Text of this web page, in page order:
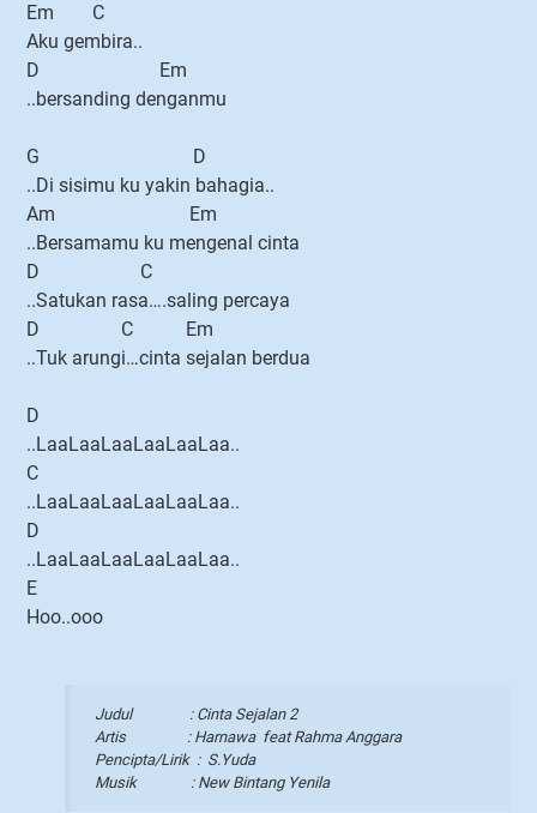
Em C
Aku gembira..
D Em
..bersanding denganmu
G D
..Di sisimu ku yakin bahagia..
Am Em
..Bersamamu ku mengenal cinta
D C
..Satukan rasa….saling percaya
D C Em
..Tuk arungi…cinta sejalan berdua
D
..LaaLaaLaaLaaLaaLaa..
C
..LaaLaaLaaLaaLaaLaa..
D
..LaaLaaLaaLaaLaaLaa..
E
Hoo..ooo
Judul : Cinta Sejalan 2
Artis : Harnawa feat Rahma Anggara
Pencipta/Lirik : S.Yuda
Musik : New Bintang Yenila